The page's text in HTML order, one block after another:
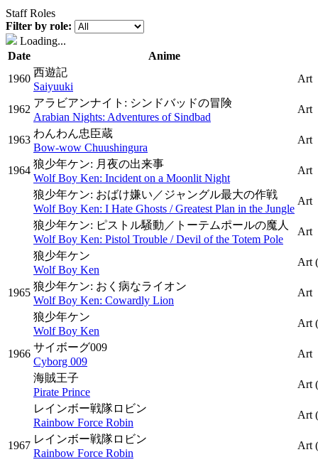
Staff Roles
Filter by role:
Loading...
Date
Anime
1960
西遊記
Saiyuuki
Art
1962
アラビアンナイト: シンドバッドの冒険
Arabian Nights: Adventures of Sindbad
Art
1963
わんわん忠臣蔵
Bow-wow Chuushingura
Art
1964
狼少年ケン: 月夜の出来事
Wolf Boy Ken: Incident on a Moonlit Night
Art
狼少年ケン: おばけ嫌い／ジャングル最大の作戦
Wolf Boy Ken: I Hate Ghosts / Greatest Plan in the Jungle
Art
狼少年ケン: ピストル騒動／トーテムポールの魔人
Wolf Boy Ken: Pistol Trouble / Devil of the Totem Pole
Art
狼少年ケン
Wolf Boy Ken
Art
1965
狼少年ケン: おく病なライオン
Wolf Boy Ken: Cowardly Lion
Art
狼少年ケン
Wolf Boy Ken
Art
1966
サイボーグ009
Cyborg 009
Art
海賊王子
Pirate Prince
Art
レインボー戦隊ロビン
Rainbow Force Robin
Art
1967
レインボー戦隊ロビン
Rainbow Force Robin
Art